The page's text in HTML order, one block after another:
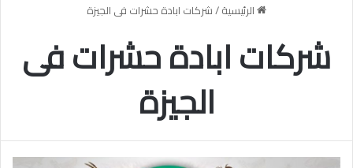
الرئيسية/شركات ابادة حشرات فى الجيزة
شركات ابادة حشرات فى
الجيزة